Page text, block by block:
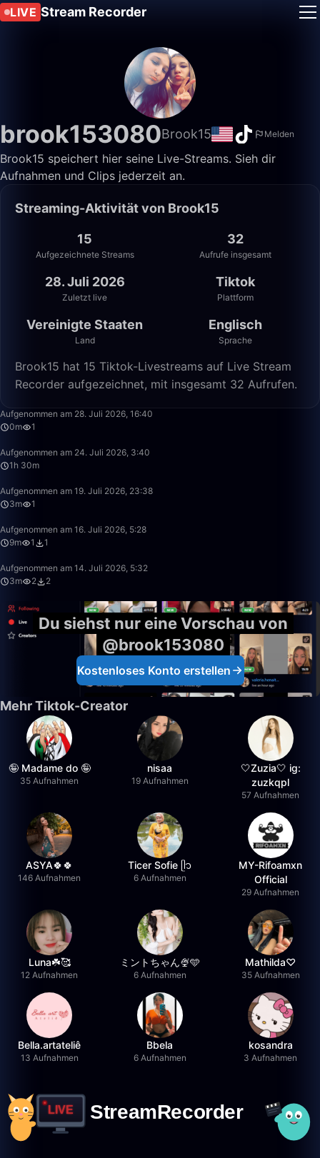
LIVE Stream Recorder
brook153080Brook15 Melden
Brook15 speichert hier seine Live-Streams. Sieh dir
Aufnahmen und Clips jederzeit an.
Streaming-Aktivität von Brook15
15
Aufgezeichnete Streams
32
Aufrufe insgesamt
28. Juli 2026
Zuletzt live
Tiktok
Plattform
Vereinigte Staaten
Land
Englisch
Sprache
Brook15 hat 15 Tiktok-Livestreams auf Live Stream
Recorder aufgezeichnet, mit insgesamt 32 Aufrufen.
Aufgenommen am 28. Juli 2026, 16:40
0m
1
Aufgenommen am 24. Juli 2026, 3:40
1h 30m
Aufgenommen am 19. Juli 2026, 23:38
3m
1
Aufgenommen am 16. Juli 2026, 5:28
9m
1 1
Aufgenommen am 14. Juli 2026, 5:32
3m
2 2
Du siehst nur eine Vorschau von
@brook153080
Kostenloses Konto erstellen
Mehr Tiktok-Creator
🤪 Madame do 🤪
35 Aufnahmen
nisaa
19 Aufnahmen
🤍Zuzia🤍 ig:
zuzkqpl
57 Aufnahmen
ASYA🍀🍀
146 Aufnahmen
Ticer Sofie ᥫ᭡
6 Aufnahmen
MY-Rifoamxn
Official
29 Aufnahmen
Luna☘️🥰
12 Aufnahmen
ミントちゃん🍨🩵
6 Aufnahmen
Mathilda♡︎
35 Aufnahmen
Bella.artateliê
13 Aufnahmen
Bbela
6 Aufnahmen
kosandra
3 Aufnahmen